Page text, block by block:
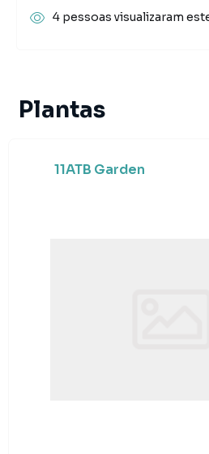
Plantas
11ATB Garden
4 pessoas visualizaram